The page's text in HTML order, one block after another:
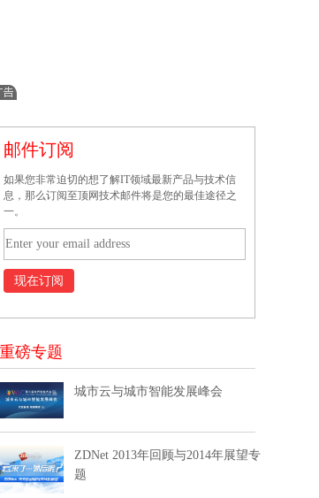
邮件订阅
如果您非常迫切的想了解IT领域最新产品与技术信
息，那么订阅至顶网技术邮件将是您的最佳途径之
一。
重磅专题
城市云与城市智能发展峰会
ZDNet 2013年回顾与2014年展望专
题